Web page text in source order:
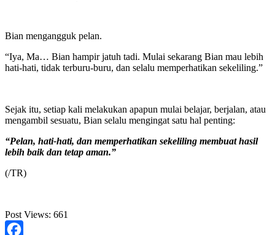
Bian mengangguk pelan.
“Iya, Ma… Bian hampir jatuh tadi. Mulai sekarang Bian mau lebih
hati-hati, tidak terburu-buru, dan selalu memperhatikan sekeliling.”
Sejak itu, setiap kali melakukan apapun mulai belajar, berjalan, atau
mengambil sesuatu, Bian selalu mengingat satu hal penting:
“Pelan, hati-hati, dan memperhatikan sekeliling membuat hasil
lebih baik dan tetap aman.”
(/TR)
Post Views: 661